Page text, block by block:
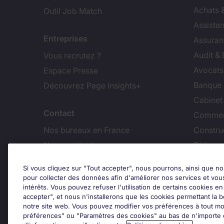
Outil Job Match
Entreprises
Vous recrutez ?
Espace Presse
Découvrez Page Insights+
Contact
Nos bureaux en France
Nous contacter
Les avis Google
Google Rating
Achats
Audit &
Si vous cliquez sur "Tout accepter", nous pourrons, ainsi que
pour collecter des données afin d'améliorer nos services et
intérêts. Vous pouvez refuser l'utilisation de certains cookies
accepter", et nous n'installerons que les cookies permettant la
notre site web. Vous pouvez modifier vos préférences à tout
préférences" ou "Paramètres des cookies" au bas de